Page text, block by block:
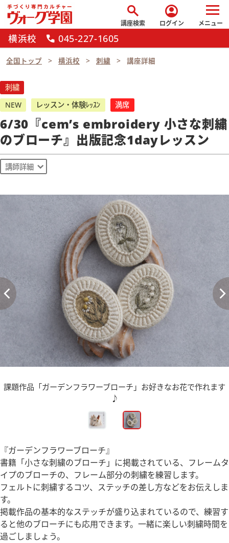
search
講座検索
account_circle
ログイン メニュー
横浜校 call 045-227-1605
全国トップ 横浜校 刺繍 講座詳細
刺繍
NEW
レッスン・体験ﾚｯｽﾝ 満席
6/30『cem’s embroidery 小さな刺繍
のブローチ』出版記念1dayレッスン
講師詳細
課題作品「ガーデンフラワーブローチ」お好きなお花で作れます
♪
『ガーデンフラワーブローチ』
書籍「小さな刺繍のブローチ」に掲載されている、フレームタ
イプのブローチの、フレーム部分の刺繍を練習します。
フェルトに刺繍するコツ、ステッチの差し方などをお伝えしま
す。
掲載作品の基本的なステッチが盛り込まれているので、練習す
ると他のブローチにも応用できます。一緒に楽しい刺繍時間を
過ごしましょう。